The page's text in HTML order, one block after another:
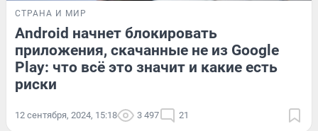
СТРАНА И МИР
Android начнет блокировать
приложения, скачанные не из Google
Play: что всё это значит и какие есть
риски
12 сентября, 2024, 15:18 3 497 21